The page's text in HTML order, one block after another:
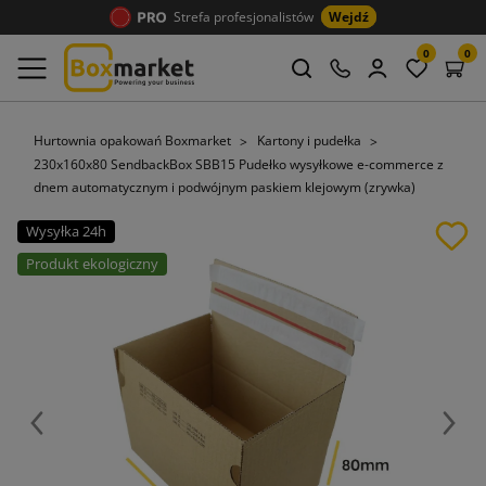
Strefa profesjonalistów Wejdź
0 0
Hurtownia opakowań Boxmarket
Kartony i pudełka
230x160x80 SendbackBox SBB15 Pudełko wysyłkowe e-commerce z
dnem automatycznym i podwójnym paskiem klejowym (zrywka)
Wysyłka 24h
Produkt ekologiczny
Poprzedni